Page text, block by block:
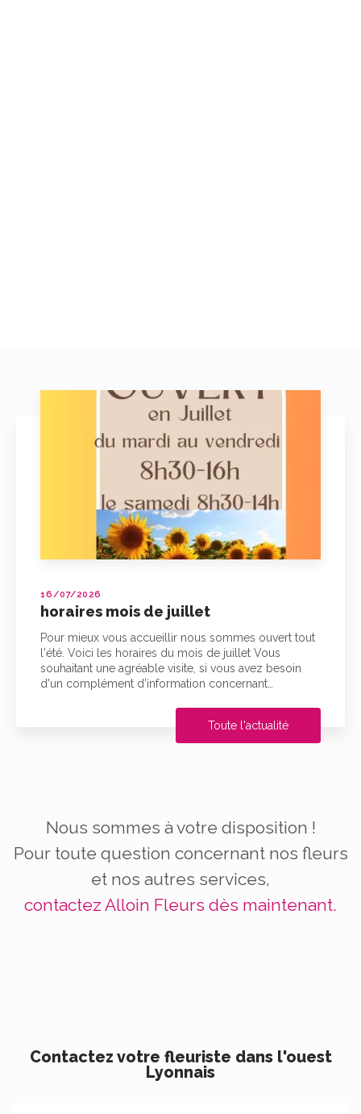
16/07/2026
horaires mois de juillet
Pour mieux vous accueillir nous sommes ouvert tout
l'été. Voici les horaires du mois de juillet Vous
souhaitant une agréable visite, si vous avez besoin
d'un complément d'information concernant…
Toute l'actualité
Nous sommes à votre disposition !
Pour toute question concernant nos fleurs
et nos autres services,
contactez Alloin Fleurs dès maintenant.
Contactez votre fleuriste dans l'ouest
Lyonnais